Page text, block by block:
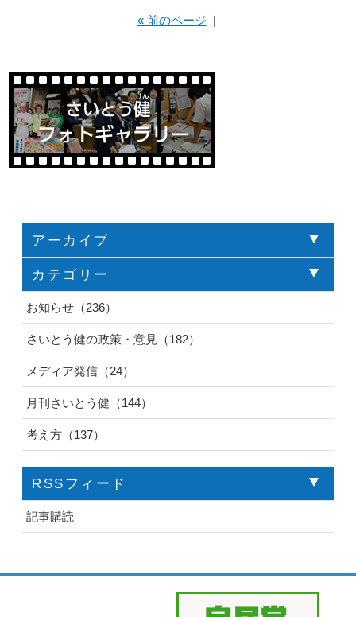
« 前のページ |
アーカイブ
カテゴリー
お知らせ（236）
さいとう健の政策・意見（182）
メディア発信（24）
月刊さいとう健（144）
考え方（137）
RSSフィード
記事購読